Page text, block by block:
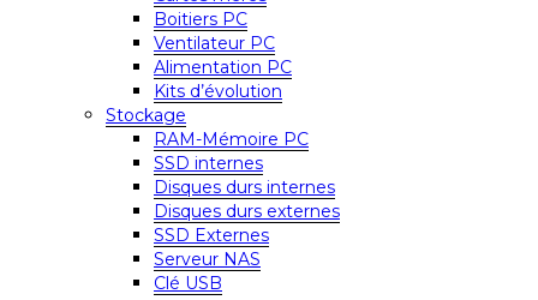
Boitiers PC
Ventilateur PC
Alimentation PC
Kits d’évolution
Stockage
RAM-Mémoire PC
SSD internes
Disques durs internes
Disques durs externes
SSD Externes
Serveur NAS
Clé USB